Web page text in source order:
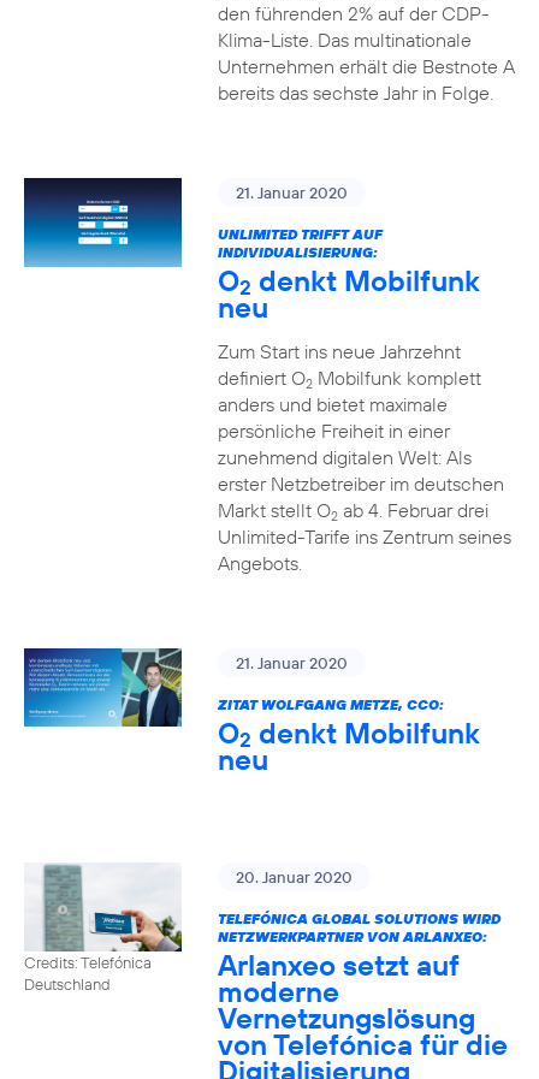
den führenden 2% auf der CDP-
Klima-Liste. Das multinationale
Unternehmen erhält die Bestnote A
bereits das sechste Jahr in Folge.
21. Januar 2020
UNLIMITED TRIFFT AUF
INDIVIDUALISIERUNG:
O2 denkt Mobilfunk
neu
Zum Start ins neue Jahrzehnt
definiert O2Mobilfunk komplett
anders und bietet maximale
persönliche Freiheit in einer
zunehmend digitalen Welt: Als
erster Netzbetreiber im deutschen
Markt stellt O2ab 4. Februar drei
Unlimited-Tarife ins Zentrum seines
Angebots.
21. Januar 2020
ZITAT WOLFGANG METZE, CCO:
O2 denkt Mobilfunk
neu
Credits: Telefónica
Deutschland
20. Januar 2020
TELEFÓNICA GLOBAL SOLUTIONS WIRD
NETZWERKPARTNER VON ARLANXEO:
Arlanxeo setzt auf
moderne
Vernetzungslösung
von Telefónica für die
Digitalisierung